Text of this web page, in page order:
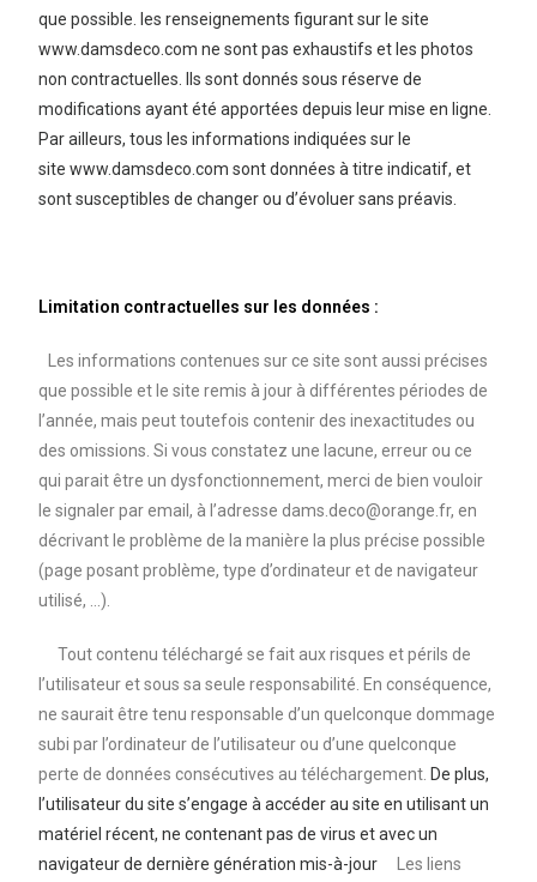
que possible. les renseignements figurant sur le site
www.damsdeco.com ne sont pas exhaustifs et les photos
non contractuelles. Ils sont donnés sous réserve de
modifications ayant été apportées depuis leur mise en ligne.
Par ailleurs, tous les informations indiquées sur le
site www.damsdeco.com sont données à titre indicatif, et
sont susceptibles de changer ou d’évoluer sans préavis.
Limitation contractuelles sur les données :
Les informations contenues sur ce site sont aussi précises
que possible et le site remis à jour à différentes périodes de
l’année, mais peut toutefois contenir des inexactitudes ou
des omissions. Si vous constatez une lacune, erreur ou ce
qui parait être un dysfonctionnement, merci de bien vouloir
le signaler par email, à l’adresse dams.deco@orange.fr, en
décrivant le problème de la manière la plus précise possible
(page posant problème, type d’ordinateur et de navigateur
utilisé, …).
Tout contenu téléchargé se fait aux risques et périls de
l’utilisateur et sous sa seule responsabilité. En conséquence,
ne saurait être tenu responsable d’un quelconque dommage
subi par l’ordinateur de l’utilisateur ou d’une quelconque
perte de données consécutives au téléchargement. De plus,
l’utilisateur du site s’engage à accéder au site en utilisant un
matériel récent, ne contenant pas de virus et avec un
navigateur de dernière génération mis-à-jour Les liens